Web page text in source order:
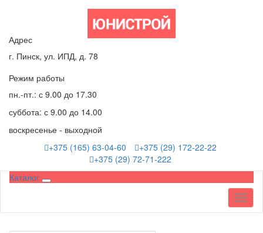
Адрес
г. Пинск, ул. ИПД, д. 78
Режим работы
пн.-пт.: с 9.00 до 17.30
суббота: с 9.00 до 14.00
воскресенье - выходной
+375 (165) 63-04-60
+375 (29) 172-22-22
+375 (29) 72-71-222
Каталог